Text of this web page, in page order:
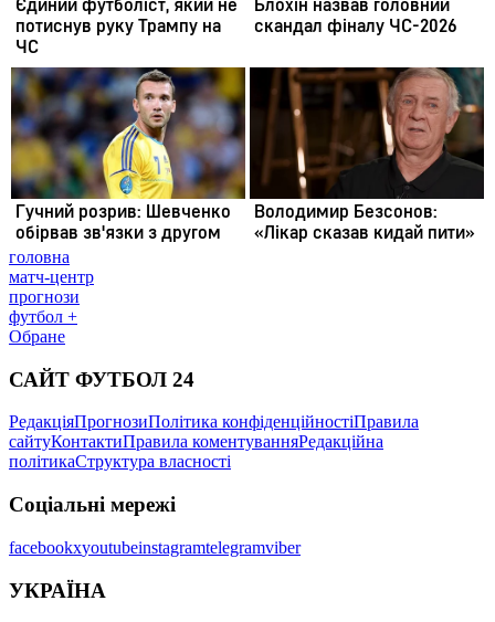
головна
матч-центр
прогнози
футбол +
Обране
САЙТ ФУТБОЛ 24
РедакціяПрогнозиПолітика конфіденційностіПравила
сайтуКонтактиПравила коментуванняРедакційна
політикаСтруктура власності
Соціальні мережі
facebookxyoutubeinstagramtelegramviber
УКРАЇНА